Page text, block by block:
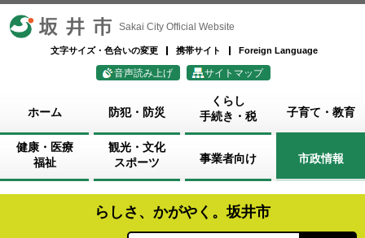
坂井市 Sakai City Official Website
文字サイズ・色合いの変更 携帯サイト Foreign Language
音声読み上げ サイトマップ
ホーム 防犯・防災
くらし
手続き・税
子育て・教育
健康・医療
福祉
観光・文化
スポーツ
事業者向け 市政情報
らしさ、かがやく。坂井市